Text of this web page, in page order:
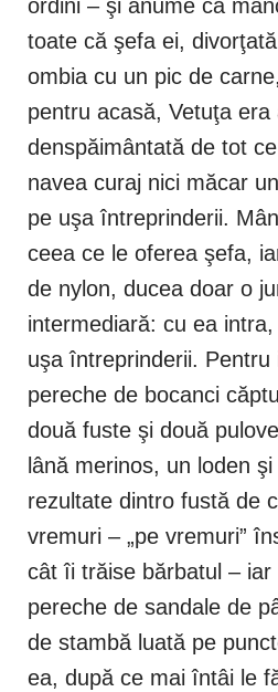
ordini – şi anume că
toate că şefa ei,
ombia cu un pic de
pentru acasă, Vetuţa era
denspăimântată de tot
navea curaj nici măcar
pe uşa întreprinderii.
ceea ce le oferea şefa,
de nylon, ducea doar o
intermediară: cu ea
uşa întreprinderii. Pentru
pereche de bocanci
două fuste şi două
lână merinos, un loden
rezultate dintro fustă de
vremuri – „pe vremuri”
cât îi trăise bărbatul –
pereche de sandale de
de stambă luată pe
ea, după ce mai întâi le